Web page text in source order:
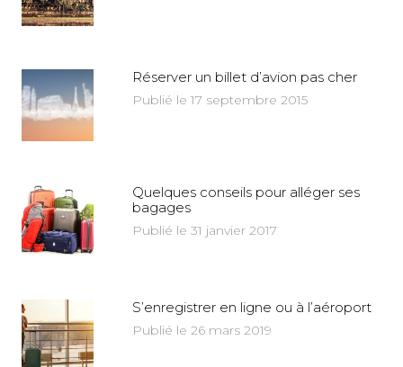
Réserver un billet d’avion pas cher
Publié le 17 septembre 2015
Quelques conseils pour alléger ses
bagages
Publié le 31 janvier 2017
S’enregistrer en ligne ou à l’aéroport
Publié le 26 mars 2019